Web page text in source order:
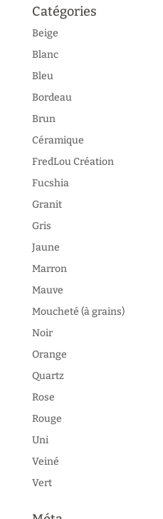
Catégories
Beige
Blanc
Bleu
Bordeau
Brun
Céramique
FredLou Création
Fucshia
Granit
Gris
Jaune
Marron
Mauve
Moucheté (à grains)
Noir
Orange
Quartz
Rose
Rouge
Uni
Veiné
Vert